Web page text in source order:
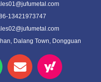
13421973747
Dalang Town, Dongguan